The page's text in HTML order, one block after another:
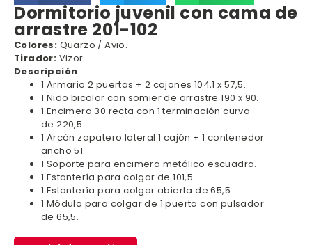
Dormitorio juvenil con cama de
arrastre 201-102
Colores: Quarzo / Avio.
Tirador: Vizor.
Descripción
1 Armario 2 puertas + 2 cajones 104,1 x 57,5.
1 Nido bicolor con somier de arrastre 190 x 90.
1 Encimera 30 recta con 1 terminación curva
de 220,5.
1 Arcón zapatero lateral 1 cajón + 1 contenedor
ancho 51.
1 Soporte para encimera metálico escuadra.
1 Estantería para colgar de 101,5.
1 Estantería para colgar abierta de 65,5.
1 Módulo para colgar de 1 puerta con pulsador
de 65,5.